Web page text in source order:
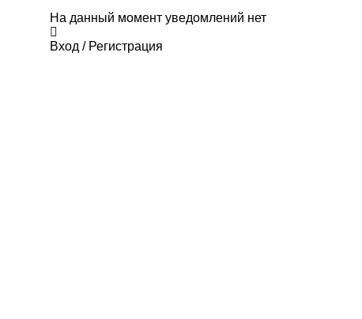
На данный момент уведомлений нет
Вход / Регистрация